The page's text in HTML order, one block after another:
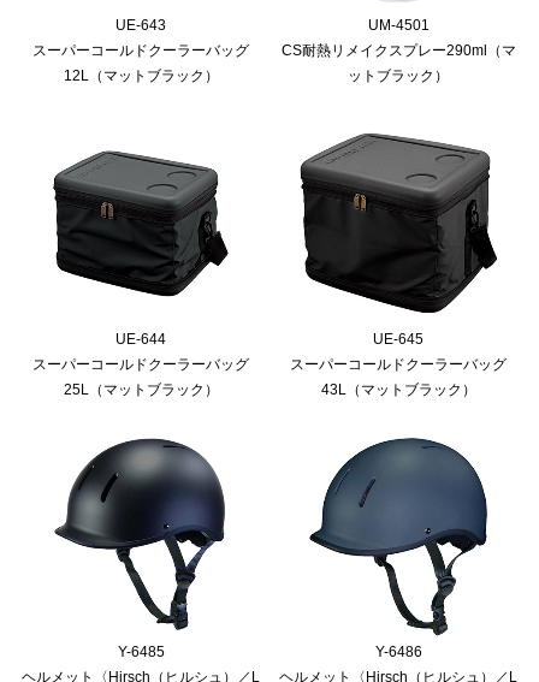
UE-643
スーパーコールドクーラーバッグ
12L（マットブラック）
UM-4501
CS耐熱リメイクスプレー290ml（マ
ットブラック）
UE-644
スーパーコールドクーラーバッグ
25L（マットブラック）
UE-645
スーパーコールドクーラーバッグ
43L（マットブラック）
Y-6485
ヘルメット〈Hirsch（ヒルシュ）／L
Y-6486
ヘルメット〈Hirsch（ヒルシュ）／L